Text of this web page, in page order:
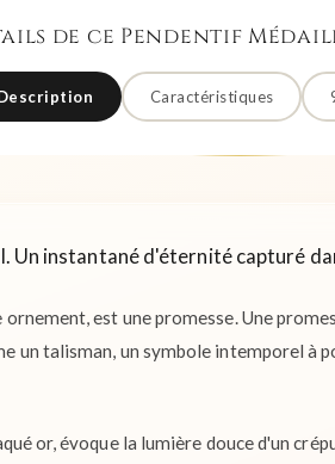
de ce Pendentif
Caractéristiques
Un instantané d'éternité capturé
est une promesse. Une
un talisman, un symbole intemporel à
or, évoque la lumière douce d'un